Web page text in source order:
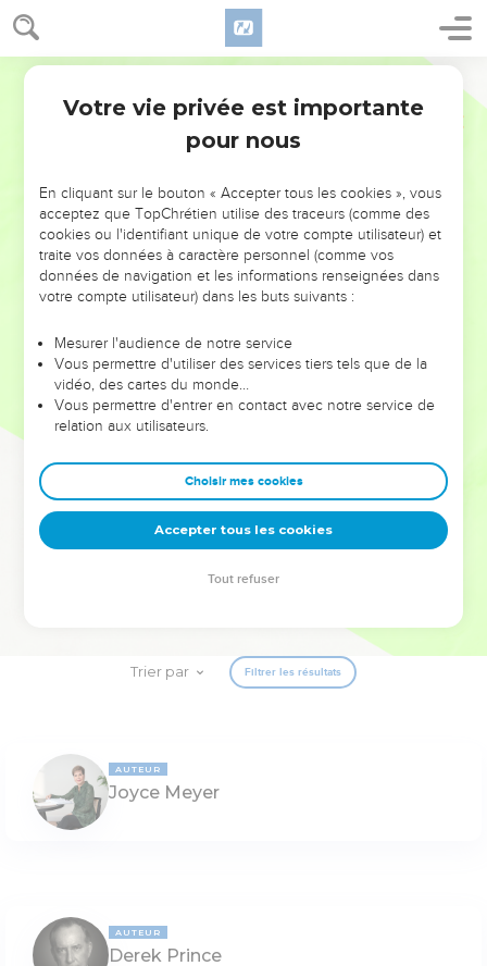
NE MANQUEZ PAS L’ÉVÉNEMENT
DE L’ANNÉE !
ET SI LEURS ERREURS POUVAIENT VOUS ÉVITER LES
VOTRES ?
leur foi ou leur vision. Mais on voit moins les doutes, les erreurs
et les saisons difficiles qu'ils ont traversés, alors même que ce
sont elles qui les ont façonnés.
Dans cette conférence, leaders, entrepreneurs, et responsables
clés pour avancer avec plus de sagesse afin que leurs erreurs
deviennent vos tremplins. Que vous guidiez un ministère, une
équipe, un groupe ou une famille, leur expérience est faite
pour vous.
Trier par Filtrer les résultats
AUTEUR
Joyce Meyer
AUTEUR
Derek Prince
Votre vie privée est importante
pour nous
En cliquant sur le bouton « Accepter tous les cookies », vous
acceptez que TopChrétien utilise des traceurs (comme des
cookies ou l'identifiant unique de votre compte utilisateur) et
traite vos données à caractère personnel (comme vos
données de navigation et les informations renseignées dans
votre compte utilisateur) dans les buts suivants :
Mesurer l'audience de notre service
Vous permettre d'utiliser des services tiers tels que de la
vidéo, des cartes du monde…
Vous permettre d'entrer en contact avec notre service de
relation aux utilisateurs.
Choisir mes cookies
Accepter tous les cookies
Tout refuser